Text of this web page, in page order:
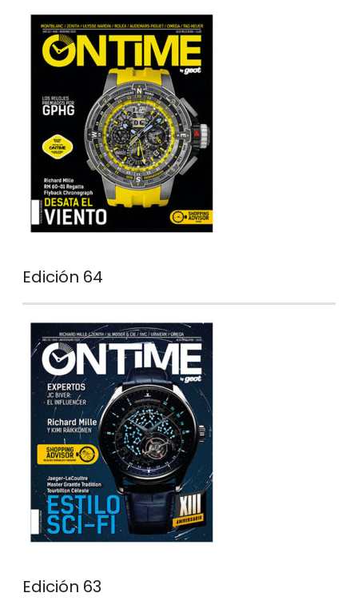
Edición 64
Edición 63